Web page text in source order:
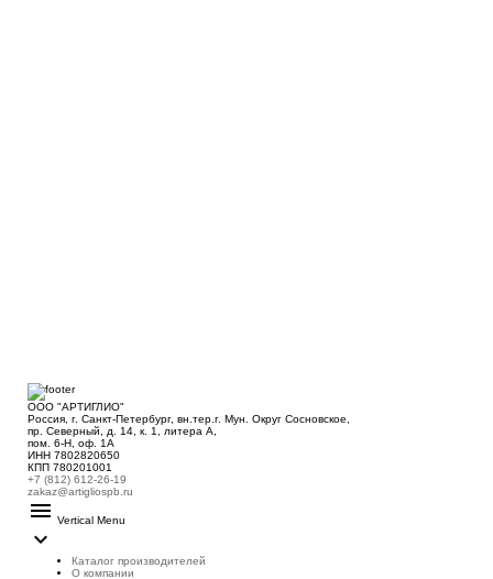
ООО "АРТИГЛИО"
Россия, г. Санкт-Петербург, вн.тер.г. Мун. Округ Сосновское,
пр. Северный, д. 14, к. 1, литера А,
пом. 6-Н, оф. 1А
ИНН 7802820650
КПП 780201001
+7 (812) 612-26-19
zakaz@artigliospb.ru
menu Vertical Menu
expand_more
Каталог производителей
О компании